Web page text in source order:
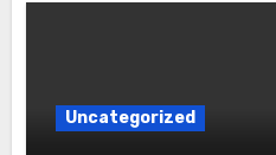
Uncategorized